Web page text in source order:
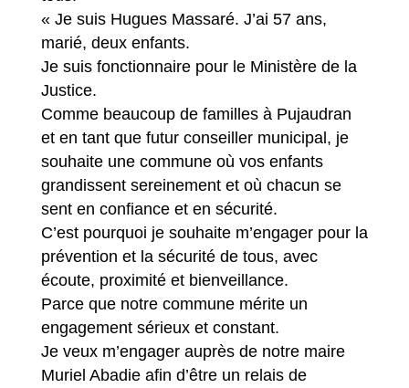
« Je suis Hugues Massaré. J’ai 57 ans,
marié, deux enfants.
Je suis fonctionnaire pour le Ministère de la
Justice.
Comme beaucoup de familles à Pujaudran
et en tant que futur conseiller municipal, je
souhaite une commune où vos enfants
grandissent sereinement et où chacun se
sent en confiance et en sécurité.
C’est pourquoi je souhaite m’engager pour la
prévention et la sécurité de tous, avec
écoute, proximité et bienveillance.
Parce que notre commune mérite un
engagement sérieux et constant.
Je veux m’engager auprès de notre maire
Muriel Abadie afin d’être un relais de